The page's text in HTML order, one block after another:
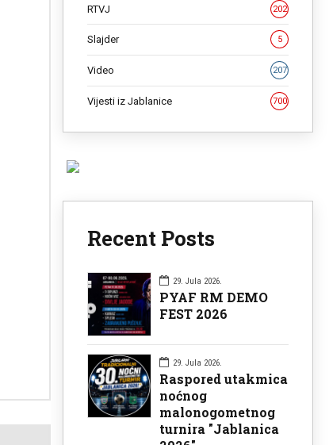
RTVJ 202
Slajder 5
Video 207
Vijesti iz Jablanice 700
Recent Posts
29. Jula 2026.
PYAF RM DEMO
FEST 2026
29. Jula 2026.
Raspored utakmica
noćnog
malonogometnog
turnira "Jablanica